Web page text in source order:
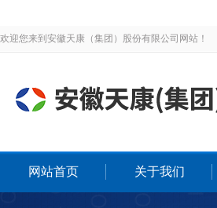
欢迎您来到安徽天康（集团）股份有限公司网站！
网站首页 关于我们